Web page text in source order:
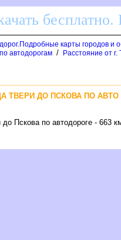
карты городов и
автодорогам /
Расстояние от
ТВЕРИ ДО ПСКОВА ПО
до Пскова по автодороге - 663